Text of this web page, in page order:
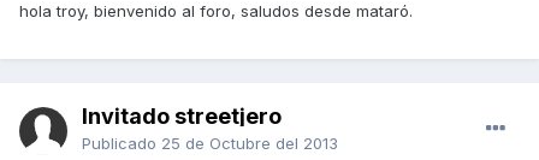
hola troy, bienvenido al foro, saludos desde mataró.
Invitado streetjero
Publicado 25 de Octubre del 2013